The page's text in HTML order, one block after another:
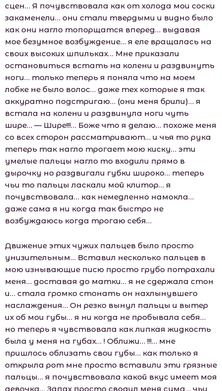
сцен… Я почувствовала как от холода мои соски
закаменели… они стали твердыми и видно было
как они нагло топорщатся вперед… выдавая
мое безумное возбуждение… я еле вращалась на
своих высоких шпильках… Мне приказали
остановиться встать на колени и раздвинуть
ноги… только теперь я поняла что на моем
лобке не было волос… даже тех которые я так
аккуратно подстригаю… (они меня брили)… я
встала на колени и раздвинула ноги чуть
шире… — Шире!!!… Боже что я делаю… похоже меня
со всех сторон рассматривают… и чья то рука
теперь так нагло трогает мою киску… эти
умелые пальцы нагло то входили прямо в
дырочку но раздвигали губки широко… теперь
чьи то пальцы ласкали мой клитор… я
почувствовала… как немедленно намокла…
даже сама я ни когда так быстро не
возбуждаюсь когда трогаю себя…
Движение этих чужих пальцев было просто
унизительным… Вставил несколько пальцев в
мою изнывающие писю просто грубо потрахали
меня… доставая до матки… я не сдержала стон
и… стала громко стонать он нахлынувшего
наслаждения… Он резко вынул пальцы и вытер
их об мои губы… я ни когда не пробывала себя…
но теперь я чувствовала как липкая жидкость
была у меня на губах… ! Оближи… !!!… мне
пришлось облизать свои губы… как только я
открыла рот мне просто вставили эти грязные
пальцы… я почувствовала какой вкус имеет моя
девочка… Запах просто сводил меня сума… чьи